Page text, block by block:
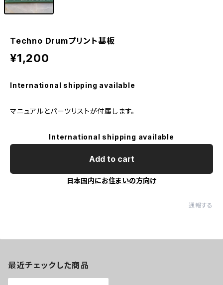
Techno Drumプリント基板
¥1,200
International shipping available
マニュアルとパーツリストが付属します。
International shipping available
Add to cart
日本国内にお住まいの方向け
通報する
最近チェックした商品